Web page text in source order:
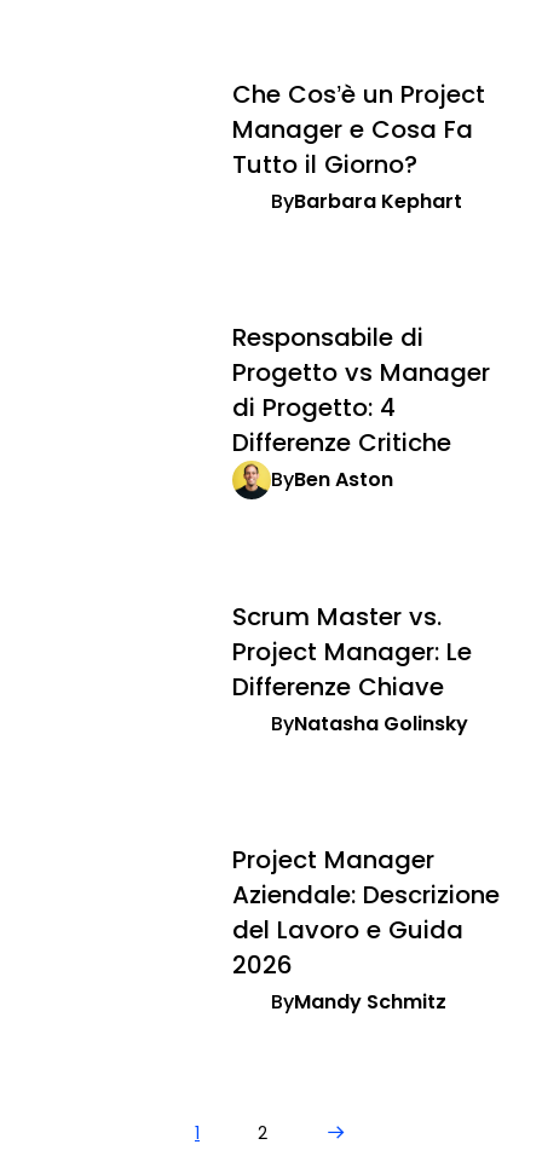
Che Cos’è un Project
Manager e Cosa Fa
Tutto il Giorno?
ByBarbara Kephart
Responsabile di
Progetto vs Manager
di Progetto: 4
Differenze Critiche
ByBen Aston
Scrum Master vs.
Project Manager: Le
Differenze Chiave
ByNatasha Golinsky
Project Manager
Aziendale: Descrizione
del Lavoro e Guida
2026
ByMandy Schmitz
1 2